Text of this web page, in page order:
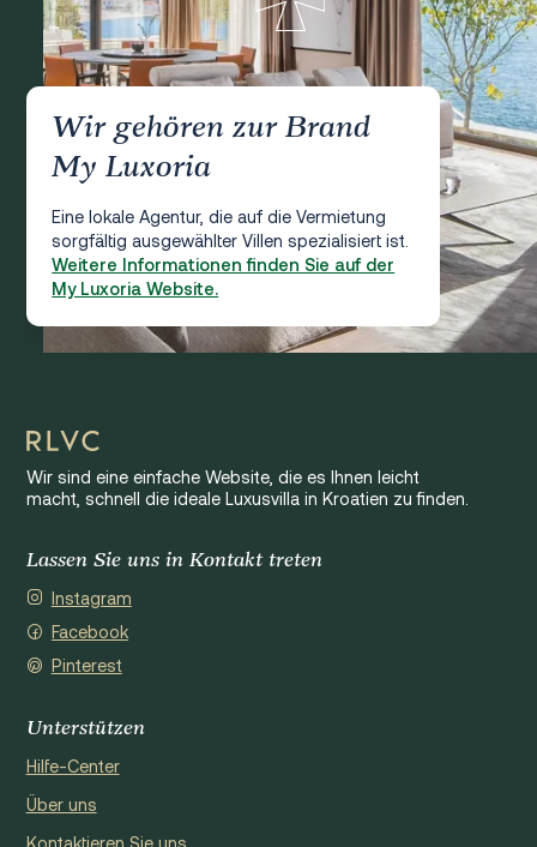
Wir gehören zur Brand
My Luxoria
Eine lokale Agentur, die auf die Vermietung
sorgfältig ausgewählter Villen spezialisiert ist.
Weitere Informationen finden Sie auf der
My Luxoria Website.
Wir sind eine einfache Website, die es Ihnen leicht
macht, schnell die ideale Luxusvilla in Kroatien zu finden.
Lassen Sie uns in Kontakt treten
Instagram
Facebook
Pinterest
Unterstützen
Hilfe-Center
Über uns
Kontaktieren Sie uns